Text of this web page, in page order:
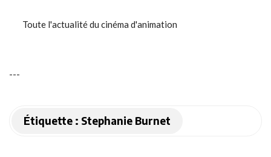
Toute l'actualité du cinéma d'animation
---
Étiquette : Stephanie Burnet